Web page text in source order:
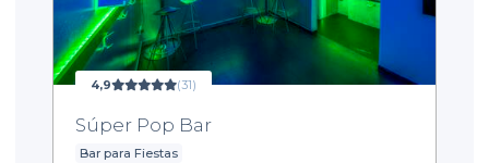
4,9 (31)
Súper Pop Bar
Bar para Fiestas